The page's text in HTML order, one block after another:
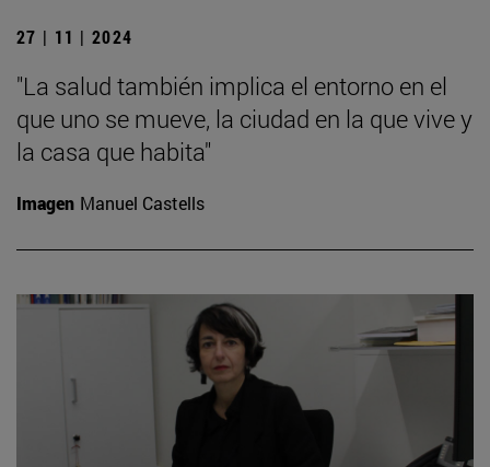
27 | 11 | 2024
"La salud también implica el entorno en el
que uno se mueve, la ciudad en la que vive y
la casa que habita"
Imagen Manuel Castells